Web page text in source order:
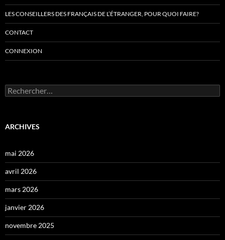
LES CONSEILLERS DES FRANÇAIS DE L’ÉTRANGER, POUR QUOI FAIRE?
CONTACT
CONNEXION
Rechercher :
ARCHIVES
mai 2026
avril 2026
mars 2026
janvier 2026
novembre 2025